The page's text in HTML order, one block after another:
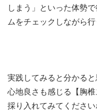
しまう」といった体勢
ムをチェックしながら行
実践してみると分かる
心地良さも感じる【胸
採り入れてみてくださ